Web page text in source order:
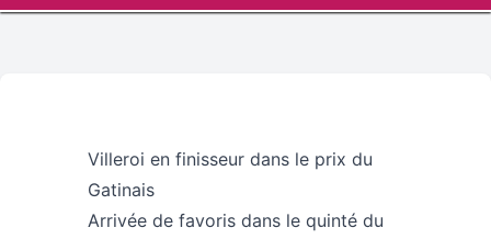
Villeroi en finisseur dans le prix du
Gatinais
Arrivée de favoris dans le quinté du